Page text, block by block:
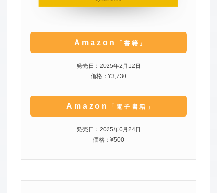
Amazon 「書籍」
発売日：2025年2月12日
価格：¥3,730
Amazon 「電子書籍」
発売日：2025年6月24日
価格：¥500